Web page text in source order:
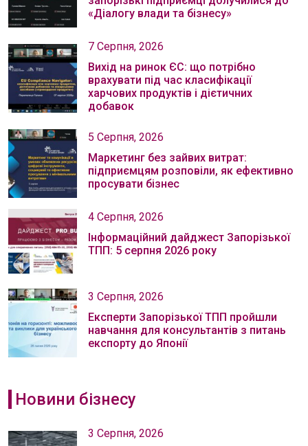
«Діалогу влади та бізнесу»
7 Серпня, 2026
Вихід на ринок ЄС: що потрібно
врахувати під час класифікації
харчових продуктів і дієтичних
добавок
5 Серпня, 2026
Маркетинг без зайвих витрат:
підприємцям розповіли, як ефективно
просувати бізнес
4 Серпня, 2026
Інформаційний дайджест Запорізької
ТПП: 5 серпня 2026 року
3 Серпня, 2026
Експерти Запорізької ТПП пройшли
навчання для консультантів з питань
експорту до Японії
Новини бізнесу
3 Серпня, 2026